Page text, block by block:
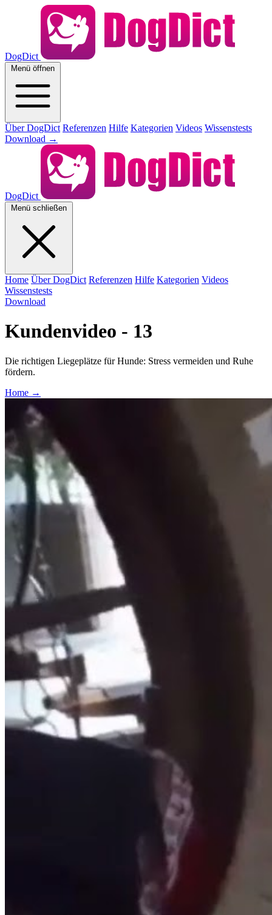
DogDict
Menü öffnen
Über DogDict Referenzen Hilfe Kategorien Videos Wissenstests
Download →
DogDict
Menü schließen
Home Über DogDict Referenzen Hilfe Kategorien Videos
Wissenstests
Download
Kundenvideo - 13
Die richtigen Liegeplätze für Hunde: Stress vermeiden und Ruhe
fördern.
Home →